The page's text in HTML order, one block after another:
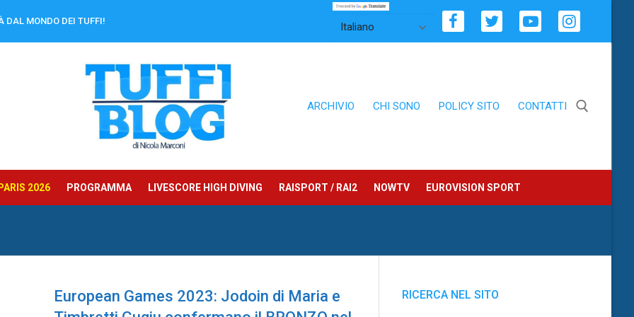
DAL MONDO DEI TUFFI!
ARCHIVIO CHI SONO POLICY SITO CONTATTI
2026 PROGRAMMA LIVESCORE HIGH DIVING RAISPORT / RAI2 NOWTV EUROVISION SPORT
European Games 2023: Jodoin di Maria e
RICERCA NEL SITO